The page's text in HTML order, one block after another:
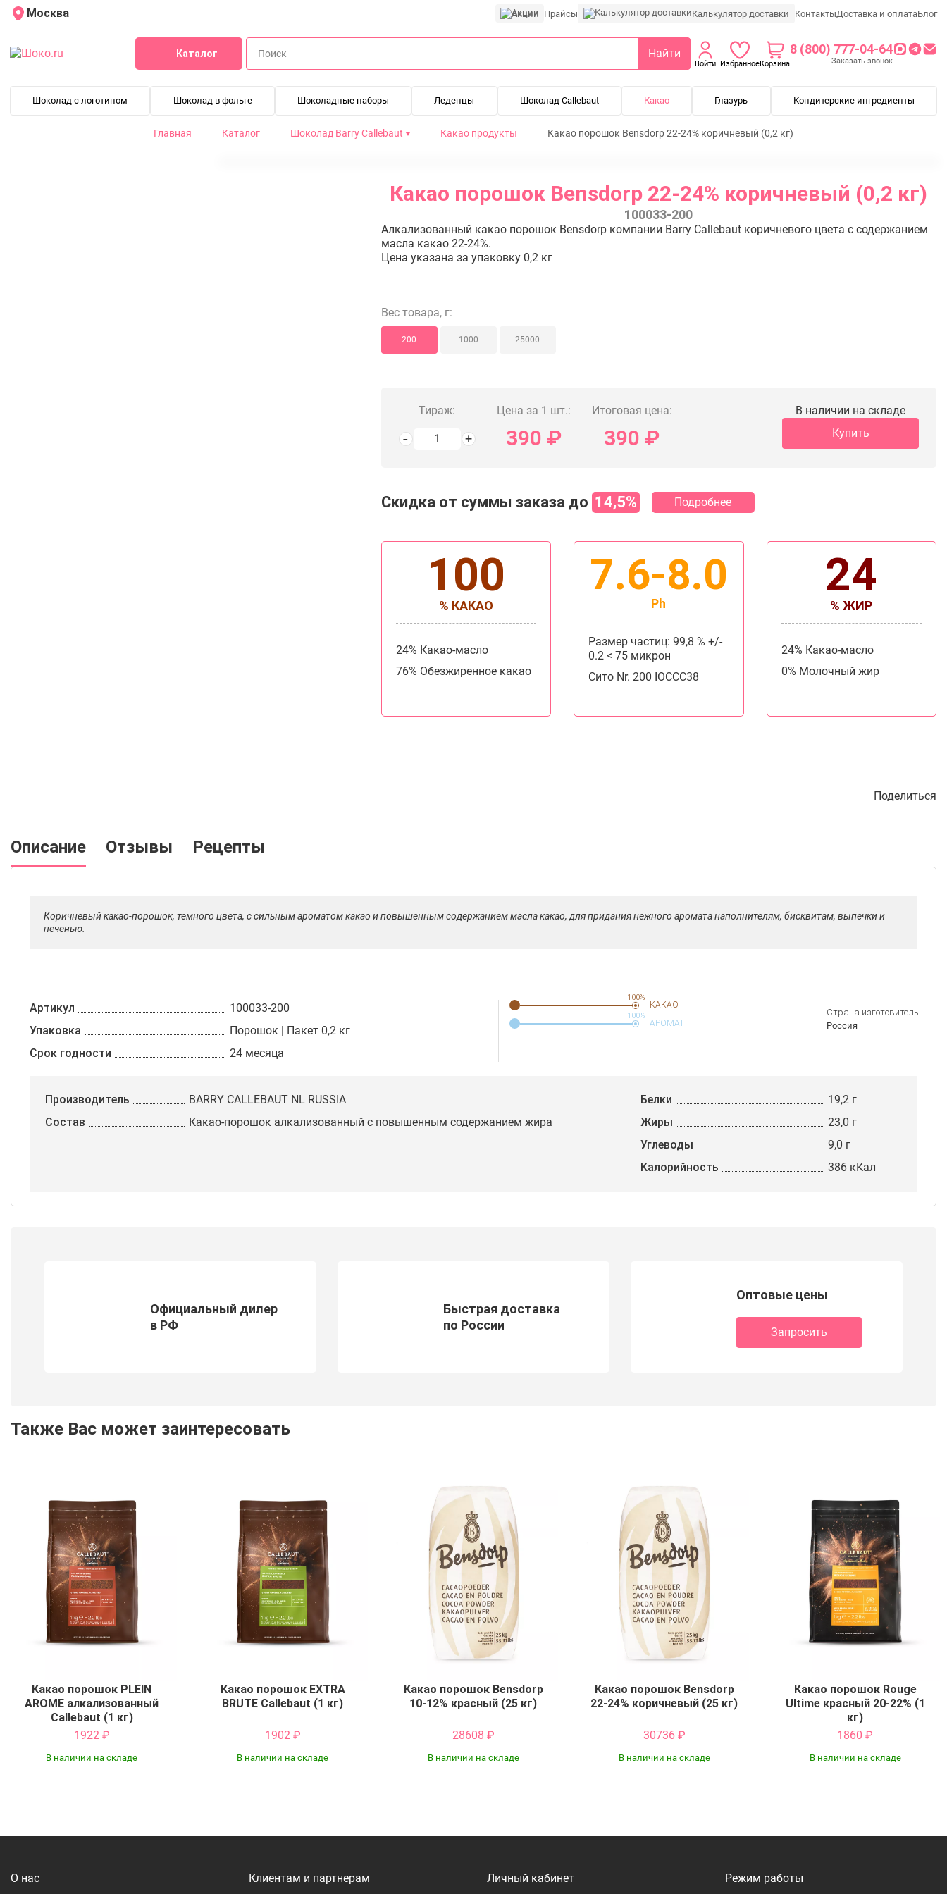
Москва Акции Прайсы Калькулятор доставки КонтактыДоставка и оплатаБлог
Каталог Найти
Войти ИзбранноеКорзина
8 (800) 777-04-64
Заказать звонок
Шоколад с логотипом Шоколад в фольге Шоколадные наборы Леденцы Шоколад Callebaut Какао Глазурь Кондитерские ингредиенты
Главная Каталог Шоколад Barry Callebaut Какао продукты Какао порошок Bensdorp 22-24% коричневый (0,2 кг)
Какао порошок Bensdorp 22-24% коричневый (0,2 кг)
100033-200
Алкализованный какао порошок Bensdorp компании Barry Callebaut коричневого цвета c содержанием
масла какао 22-24%.
Цена указана за упаковку 0,2 кг
Вес товара, г:
200 1000 25000
Тираж: Цена за 1 шт.:
390 ₽
Итоговая цена:
390 ₽
В наличии на складе
Купить
Скидка от суммы заказа до 14,5% Подробнее
100
% КАКАО
24% Какао-масло
76% Обезжиренное какао
7.6-8.0
Ph
Размер частиц: 99,8 % +/-
0.2 < 75 микрон
Сито Nr. 200 IOCCC38
24
% ЖИР
24% Какао-масло
0% Молочный жир
Поделиться
Описание Отзывы Рецепты
Коричневый какао-порошок, темного цвета, с сильным ароматом какао и повышенным содержанием масла какао, для придания нежного аромата наполнителям, бисквитам, выпечки и
печенью.
Артикул
100033-200
Упаковка
Порошок | Пакет 0,2 кг
Срок годности
24 месяца
100%
КАКАО
100%
АРОМАТ
Страна изготовитель
Россия
Производитель
BARRY CALLEBAUT NL RUSSIA
Состав
Какао-порошок алкализованный с повышенным содержанием жира
Белки
19,2 г
Жиры
23,0 г
Углеводы
9,0 г
Калорийность
386 кКал
Официальный дилер
в РФ
Быстрая доставка
по России
Оптовые цены
Запросить
Также Вас может заинтересовать
Какао порошок PLEIN
AROME алкализованный
Callebaut (1 кг)
1922 ₽
В наличии на складе
Какао порошок EXTRA
BRUTE Callebaut (1 кг)
1902 ₽
В наличии на складе
Какао порошок Bensdorp
10-12% красный (25 кг)
28608 ₽
В наличии на складе
Какао порошок Bensdorp
22-24% коричневый (25 кг)
30736 ₽
В наличии на складе
Какао порошок Rouge
Ultime красный 20-22% (1
кг)
1860₽
В наличии на складе
О нас Клиентам и партнерам Личный кабинет Режим работы